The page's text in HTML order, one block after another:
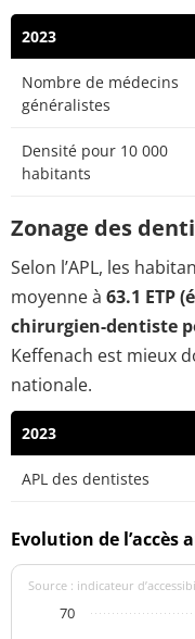
2023
Nombre de médecins
généralistes
Densité pour 10 000
habitants
Zonage des
Selon l’APL, les
moyenne à 63.1 ETP
chirurgien-dentiste
Keffenach est mieux
nationale.
2023
APL des dentistes
Evolution de l’accès
Source : indicateur
70